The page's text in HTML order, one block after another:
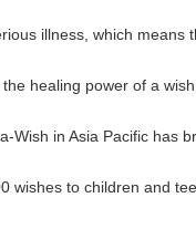
illness, which means
healing power of a
Wish in Asia Pacific has
wishes to children and